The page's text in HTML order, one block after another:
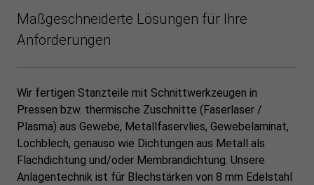
Maßgeschneiderte Lösungen für Ihre
Anforderungen
Wir fertigen Stanzteile mit Schnittwerkzeugen in
Pressen bzw. thermische Zuschnitte (Faserlaser /
Plasma) aus Gewebe, Metallfaservlies, Gewebelaminat,
Lochblech, genauso wie Dichtungen aus Metall als
Flachdichtung und/oder Membrandichtung. Unsere
Anlagentechnik ist für Blechstärken von 8 mm Edelstahl